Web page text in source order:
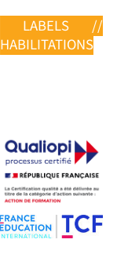
LABELS //
HABILITATIONS